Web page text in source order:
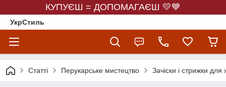
КУПУЄШ = ДОПОМАГАЄШ 💛💙
УкрСтиль
Статті Перукарське мистецтво Зачіски і стрижки для